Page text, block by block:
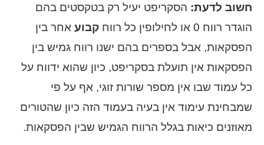
חשוב לדעת: הסקריפט יעיל רק בטקסטים בהם
הוגדר רווח 0 או לחילופין כל רווח
קבוע אחר בין
הפסקאות, אבל בספרים בהם ישנו רווח גמיש בין
הפסקאות אין תועלת בסקריפט, כיון שהוא ידווח על
כל עמוד שבו אין מספר שורות זוגי, אף על פי
שמבחינת עימוד אין בעיה בעמוד הזה כיון שהטורים
מאוזנים כיאות בגלל הרווח הגמיש שבין הפסקאות.